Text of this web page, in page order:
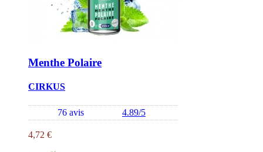
Menthe Polaire
CIRKUS
76 avis 4.89/5
4,72 €